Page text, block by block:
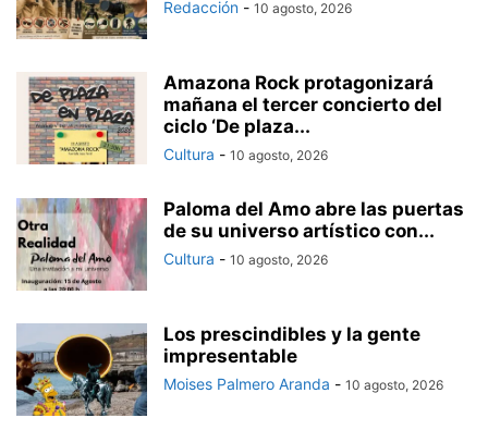
Redacción - 10 agosto, 2026
Amazona Rock protagonizará
mañana el tercer concierto del
ciclo ‘De plaza...
Cultura - 10 agosto, 2026
Paloma del Amo abre las puertas
de su universo artístico con...
Cultura - 10 agosto, 2026
Los prescindibles y la gente
impresentable
Moises Palmero Aranda - 10 agosto, 2026